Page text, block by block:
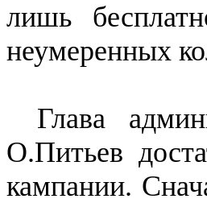
лишь
неумеренных
Глава
О.Питьев
кампании.